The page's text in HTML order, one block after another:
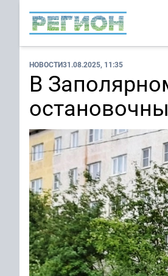
НОВОСТИ31.08.2025, 11:35
В